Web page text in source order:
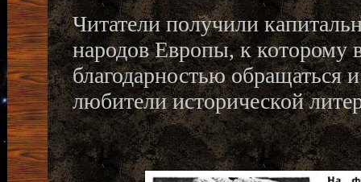
Читатели получили
народов Европы, к которому
благодарностью обращаться
любители исторической